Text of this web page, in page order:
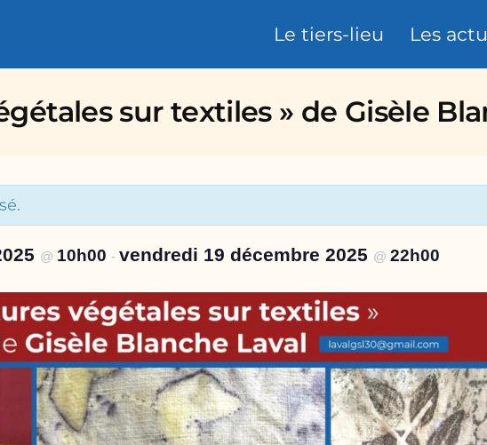
du pont Le tiers-lieu Les
sur textiles » de Gisèle
@ 10h00 - vendredi 19 décembre 2025 @ 22h00